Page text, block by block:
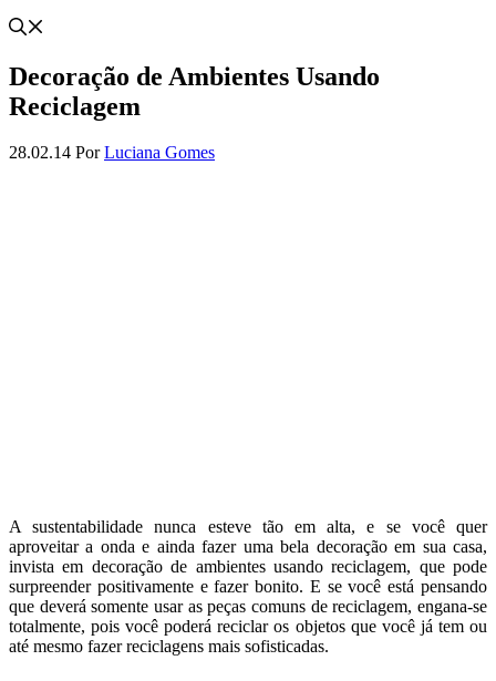
Decoração de Ambientes Usando
Reciclagem
28.02.14 PorLuciana Gomes
A sustentabilidade nunca esteve tão em alta, e se você quer
aproveitar a onda e ainda fazer uma bela decoração em sua casa,
invista em decoração de ambientes usando reciclagem, que pode
surpreender positivamente e fazer bonito. E se você está pensando
que deverá somente usar as peças comuns de reciclagem, engana-se
totalmente, pois você poderá reciclar os objetos que você já tem ou
até mesmo fazer reciclagens mais sofisticadas.